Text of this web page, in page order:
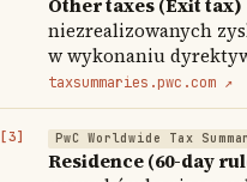
Other taxes (Exit tax)
niezrealizowanych
w wykonaniu
taxsummaries.pwc.com ↗
PwC Worldwide Tax
Residence (60-day